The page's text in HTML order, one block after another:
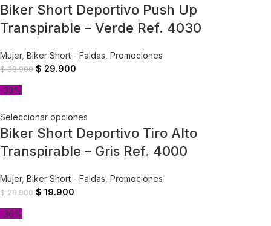
Biker Short Deportivo Push Up
Transpirable – Verde Ref. 4030
Mujer, Biker Short - Faldas Promociones
$39.900 $ 29.900
-33%
Seleccionar opciones
Biker Short Deportivo Tiro Alto
Transpirable – Gris Ref. 4000
Mujer, Biker Short - Faldas Promociones
$29.900 $ 19.900
-36%